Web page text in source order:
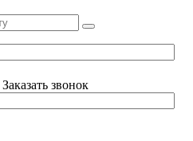
Заказать звонок